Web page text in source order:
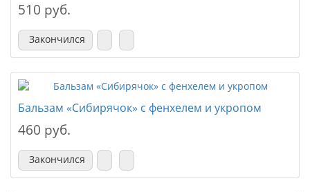
510 руб.
Закончился
Бальзам «Сибирячок» с фенхелем и укропом
460 руб.
Закончился